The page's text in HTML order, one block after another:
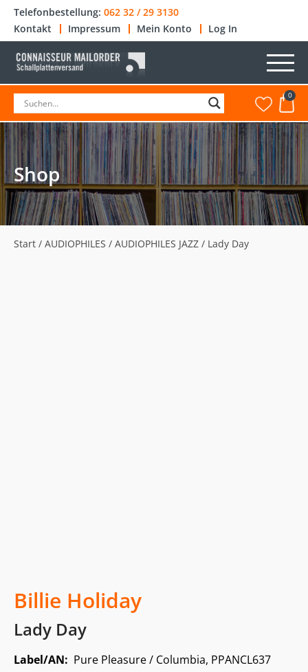
Telefonbestellung: 062 32 / 29 3130
Kontakt
Impressum Mein Konto Log In
0
Shop
Start / AUDIOPHILES / AUDIOPHILES JAZZ / Lady Day
Billie Holiday
Lady Day
Label/AN: Pure Pleasure / Columbia, PPANCL637